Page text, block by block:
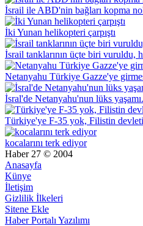
İsrail ile ABD'nin bağları kopma
İki Yunan helikopteri çarpıştı
İsrail tanklarının üçte biri vuruldu,
Netanyahu Türkiye Gazze'ye
İsral'de Netanyahu'nun lüks
Türkiye'ye F-35 yok, Filistin
kocalarını terk ediyor
Haber 27 © 2004
Anasayfa
Künye
İletişim
Gizlilik İlkeleri
Sitene Ekle
Haber Portalı Yazılımı